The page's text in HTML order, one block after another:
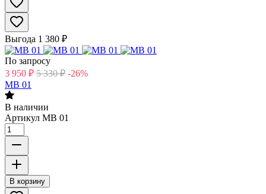
Выгода 1 380 ₽
По запросу
3 950 ₽ 5 330 ₽ -26%
MB 01
В наличии
Артикул MB 01
В корзину